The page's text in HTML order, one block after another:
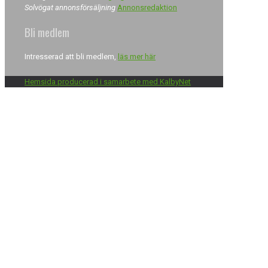
Solvögat annonsförsäljning Annonsredaktion
Bli medlem
Intresserad att bli medlem, läs mer här
Hemsida producerad i samarbete med KalbyNet